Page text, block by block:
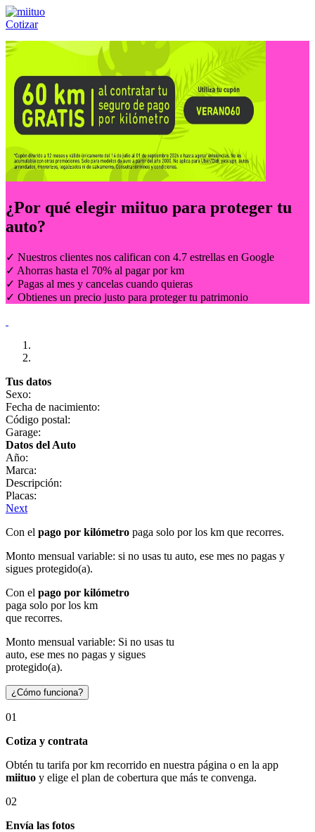
Cotizar
Llámanos al:(55) 84-21-05-00 ó
¿Por qué elegir miituo para proteger tu
auto?
✓ Nuestros clientes nos califican con 4.7 estrellas en Google
✓ Ahorras hasta el 70% al pagar por km
✓ Pagas al mes y cancelas cuando quieras
✓ Obtienes un precio justo para proteger tu patrimonio
Tus datos
Sexo:
Fecha de nacimiento:
Código postal:
Garage:
Datos del Auto
Año:
Marca:
Descripción:
Placas:
Next
Con el pago por kilómetro paga solo por los km que recorres.
Monto mensual variable: si no usas tu auto, ese mes no pagas y
sigues protegido(a).
Con el pago por kilómetro
paga solo por los km
que recorres.
Monto mensual variable: Si no usas tu
auto, ese mes no pagas y sigues
protegido(a).
¿Cómo funciona?
01
Cotiza y contrata
Obtén tu tarifa por km recorrido en nuestra página o en la app
miituo y elige el plan de cobertura que más te convenga.
02
Envía las fotos